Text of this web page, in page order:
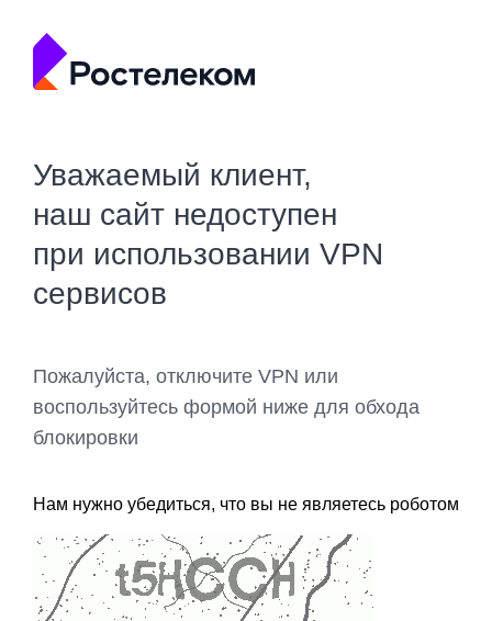
Уважаемый клиент,
наш сайт недоступен
при использовании VPN
сервисов
Пожалуйста, отключите VPN или
воспользуйтесь формой ниже для обхода
блокировки
Нам нужно убедиться, что вы не являетесь роботом